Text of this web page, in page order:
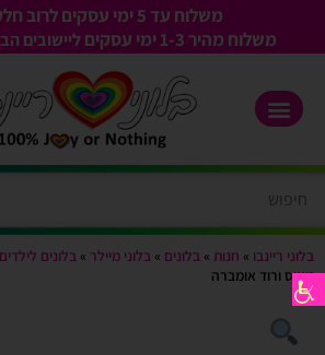
משלוח עד 5 ימי עסקים לרוב חלקי הארץ!
משלוח מהיר 1-3
ימי עסקים ליישובים
בלוני ריינבו » חנות » בלונים » בלוני מיילר » בלונים לילדים
מאוס ורוד אומברה